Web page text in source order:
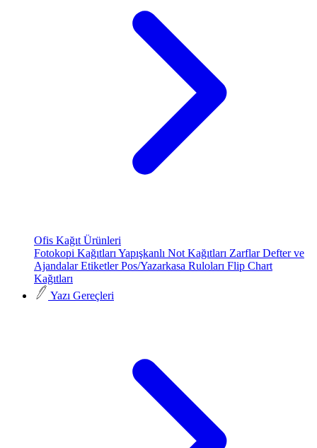
Ofis Kağıt Ürünleri
Fotokopi Kağıtları Yapışkanlı Not Kağıtları ZarflarDefter ve
AjandalarEtiketlerPos/Yazarkasa Ruloları Flip Chart
Kağıtları
Yazı Gereçleri